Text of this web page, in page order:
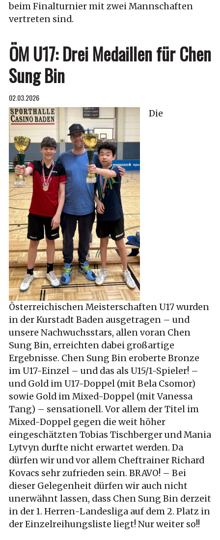
beim Finalturnier mit zwei Mannschaften
vertreten sind.
ÖM U17: Drei Medaillen für Chen
Sung Bin
02.03.2026
Die
Österreichischen Meisterschaften U17 wurden
in der Kurstadt Baden ausgetragen – und
unsere Nachwuchsstars, allen voran Chen
Sung Bin, erreichten dabei großartige
Ergebnisse. Chen Sung Bin eroberte Bronze
im U17-Einzel – und das als U15/1-Spieler! –
und Gold im U17-Doppel (mit Bela Csomor)
sowie Gold im Mixed-Doppel (mit Vanessa
Tang) – sensationell. Vor allem der Titel im
Mixed-Doppel gegen die weit höher
eingeschätzten Tobias Tischberger und Mania
Lytvyn durfte nicht erwartet werden. Da
dürfen wir und vor allem Cheftrainer Richard
Kovacs sehr zufrieden sein. BRAVO! – Bei
dieser Gelegenheit dürfen wir auch nicht
unerwähnt lassen, dass Chen Sung Bin derzeit
in der 1. Herren-Landesliga auf dem 2. Platz in
der Einzelreihungsliste liegt! Nur weiter so!!